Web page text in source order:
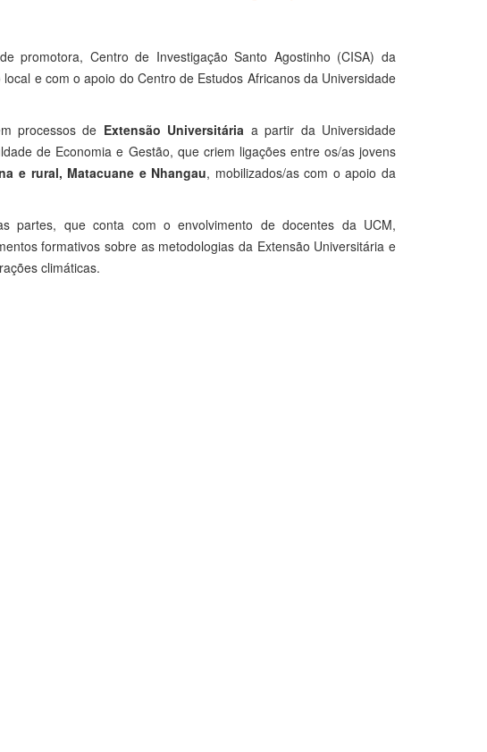
promotora, Centro de Investigação Santo Agostinho (CISA) da
e com o apoio do Centro de Estudos Africanos da Universidade
processos de Extensão Universitária a partir da Universidade
de Economia e Gestão, que criem ligações entre os/as jovens
e rural, Matacuane e Nhangau, mobilizados/as com o apoio da
partes, que conta com o envolvimento de docentes da UCM,
formativos sobre as metodologias da Extensão Universitária e
climáticas.